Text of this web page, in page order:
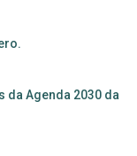
da Agenda 2030 da